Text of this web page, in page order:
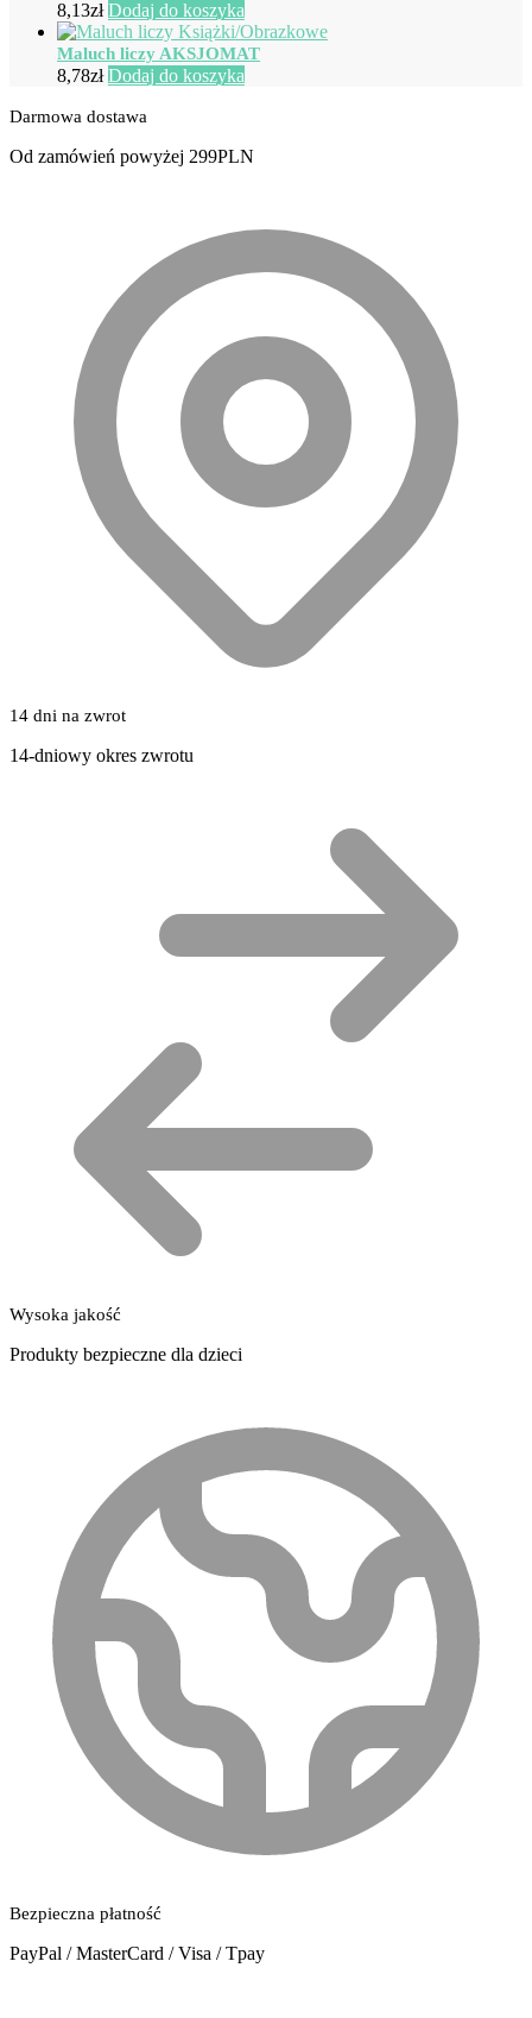
8,13zł Dodaj do koszyka
Maluch liczy AKSJOMAT
8,78zł Dodaj do koszyka
Darmowa dostawa
Od zamówień powyżej 299PLN
14 dni na zwrot
14-dniowy okres zwrotu
Wysoka jakość
Produkty bezpieczne dla dzieci
Bezpieczna płatność
PayPal / MasterCard / Visa / Tpay